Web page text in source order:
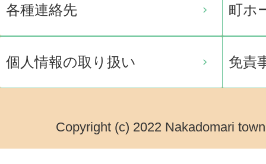
各種連絡先 町ホ
個人情報の取り扱い 免責
Copyright (c) 2022 Nakadomari